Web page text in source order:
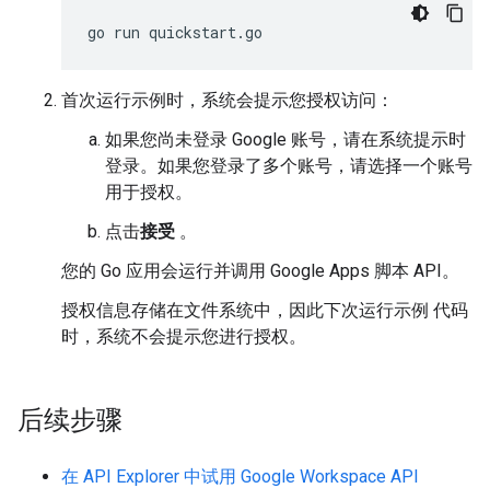
首次运行示例时，系统会提示您授权访问：
如果您尚未登录 Google 账号，请在系统提示时
登录。如果您登录了多个账号，请选择一个账号
用于授权。
点击接受 。
您的 Go 应用会运行并调用 Google Apps 脚本 API。
授权信息存储在文件系统中，因此下次运行示例 代码
时，系统不会提示您进行授权。
后续步骤
在 API Explorer 中试用 Google Workspace API